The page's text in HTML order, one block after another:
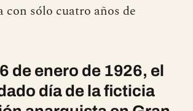
con sólo cuatro años de
de enero de 1926, el
día de la ficticia